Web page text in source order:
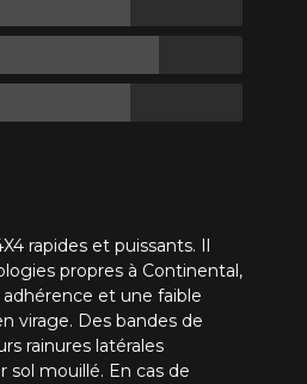
rapides et puissants. Il
propres à Continental,
et une faible
virage. Des bandes de
rainures latérales
sol mouillé. En cas de